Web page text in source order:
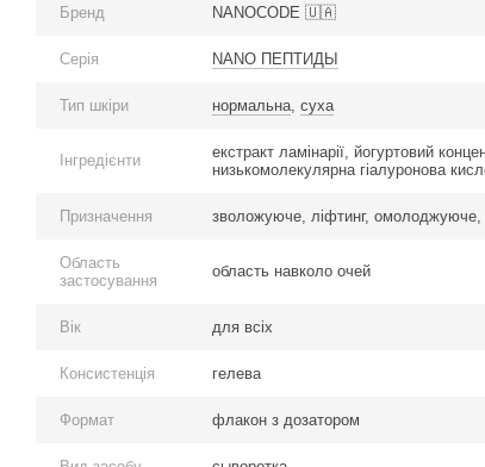
Бренд NANOCODE 🇺🇦
Серія NANO ПЕПТИДЫ
Тип шкіри нормальна суха
Інгредієнти
екстракт ламінарії, йогуртовий
низькомолекулярна гіалуронова
Призначення зволожуюче, ліфтинг,
Область
застосування
область навколо очей
Вік для всіх
Консистенція гелева
Формат флакон з дозатором